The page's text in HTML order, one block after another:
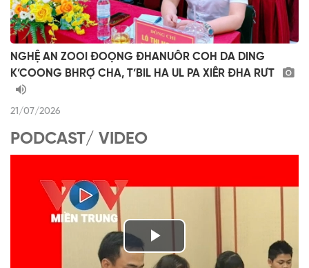
NGHỆ AN ZOOI ĐOỌNG ĐHANUÔR COH DA DING
K’COONG BHRỢ CHA, T’BIL HA UL PA XIÊR ĐHA RƯT
21/07/2026
PODCAST/ VIDEO
P